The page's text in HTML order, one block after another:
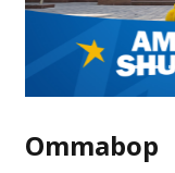
Ommabop